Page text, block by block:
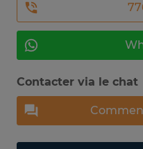
Contacter via le chat